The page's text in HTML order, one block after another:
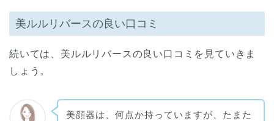
美ルルリバースの良い口コミ
続いては、美ルルリバースの良い口コミを見ていきま
しょう。
美顔器は、何点か持っていますが、たまた